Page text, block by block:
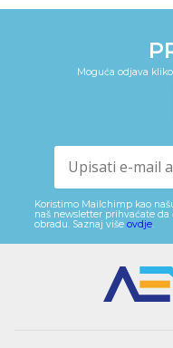
Moguća odjava
Koristimo Mailchimp kao
naš newsletter prihvaćate
obradu. Saznaj više ovdje.